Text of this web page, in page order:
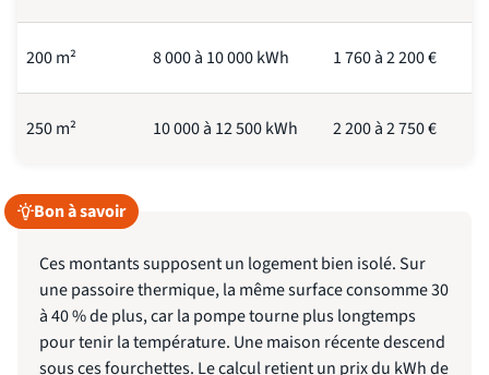
200 m² 8 000 à 10 000 kWh 1 760 à 2 200 €
250 m² 10 000 à 12 500 kWh 2 200 à 2 750 €
Bon à savoir
Ces montants supposent un logement bien isolé. Sur
une passoire thermique, la même surface consomme 30
à 40 % de plus, car la pompe tourne plus longtemps
pour tenir la température. Une maison récente descend
sous ces fourchettes. Le calcul retient un prix du kWh de